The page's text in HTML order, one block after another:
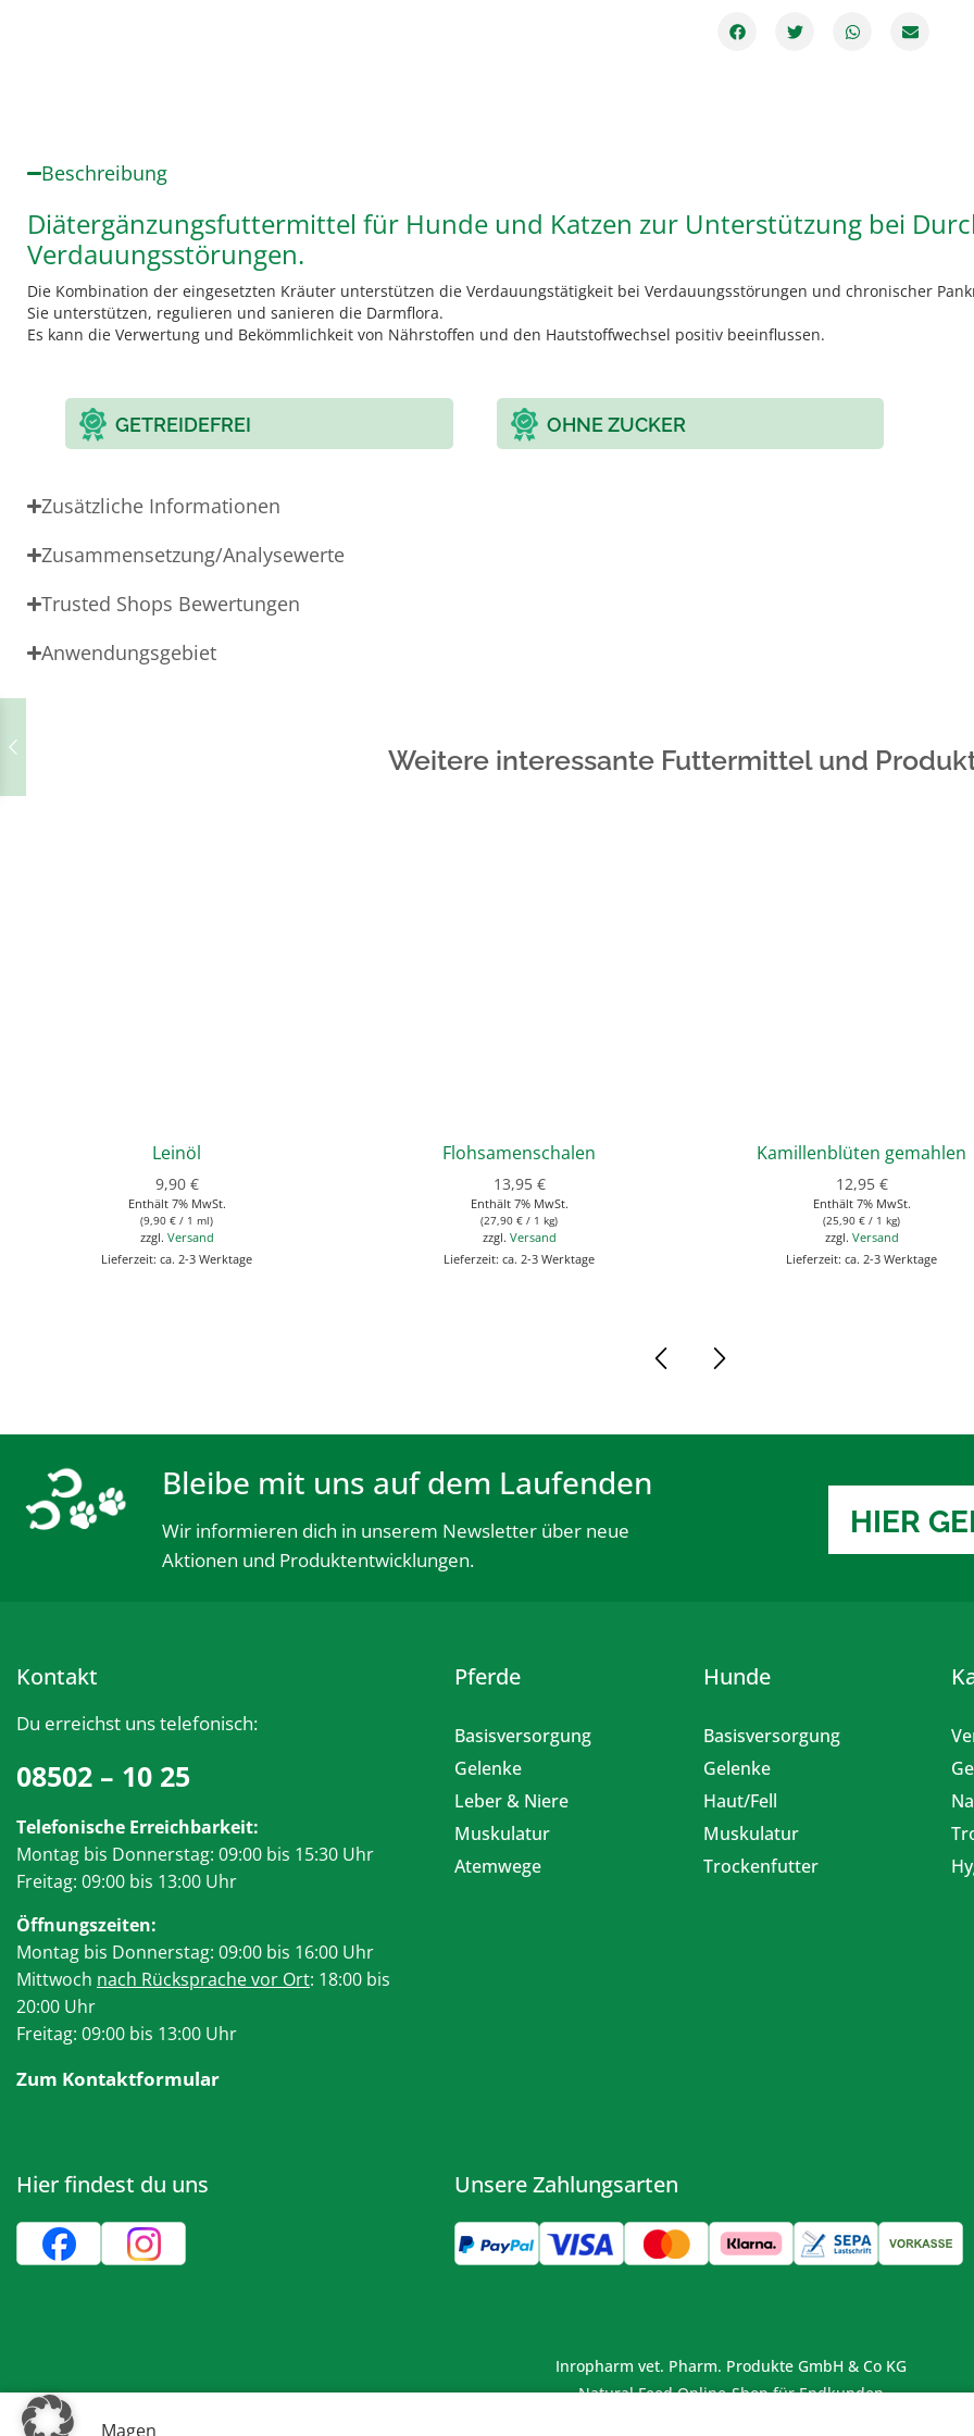
Beschreibung
Diätergänzungsfuttermittel für Hunde und Katzen zur Unterstützung bei
Verdauungsstörungen.
Die Kombination der eingesetzten Kräuter unterstützen die Verdauungstätigkeit bei Verdauungsstörungen und chronischer
Sie unterstützen, regulieren und sanieren die Darmflora.
Es kann die Verwertung und Bekömmlichkeit von Nährstoffen und den Hautstoffwechsel positiv beeinflussen.
GETREIDEFREI OHNE ZUCKER
Zusätzliche Informationen
Zusammensetzung/Analysewerte
Trusted Shops Bewertungen
Anwendungsgebiet
Weitere interessante Futtermittel und
Leinöl
9,90 €
Enthält 7% MwSt.
(9,90 € / 1 ml)
zzgl. Versand
Lieferzeit: ca. 2-3 Werktage
Flohsamenschalen
13,95 €
Enthält 7% MwSt.
(27,90 € / 1 kg)
zzgl. Versand
Lieferzeit: ca. 2-3 Werktage
Kamillenblüten gemahlen
12,95 €
Enthält 7% MwSt.
(25,90 € / 1 kg)
zzgl. Versand
Lieferzeit: ca. 2-3 Werktage
Magen
Bleibe mit uns auf dem Laufenden
Wir informieren dich in unserem Newsletter über neue
Aktionen und Produktentwicklungen.
HIER
Kontakt
Du erreichst uns telefonisch:
08502 – 10 25
Telefonische Erreichbarkeit:
Montag bis Donnerstag: 09:00 bis 15:30 Uhr
Freitag: 09:00 bis 13:00 Uhr
Öffnungszeiten:
Montag bis Donnerstag: 09:00 bis 16:00 Uhr
Mittwoch nach Rücksprache vor Ort: 18:00 bis
20:00 Uhr
Freitag: 09:00 bis 13:00 Uhr
Zum Kontaktformular
Pferde
Basisversorgung
Gelenke
Leber & Niere
Muskulatur
Atemwege
Hunde
Basisversorgung
Gelenke
Haut/Fell
Muskulatur
Trockenfutter
Hier findest du uns Unsere Zahlungsarten
Inropharm vet. Pharm. Produkte GmbH & Co KG
Natural Feed Online-Shop für Endkunden